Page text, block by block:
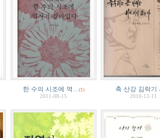
한 수의 시조에 역…(1)
2011-08-15
축 산강 김락
2010-12-11